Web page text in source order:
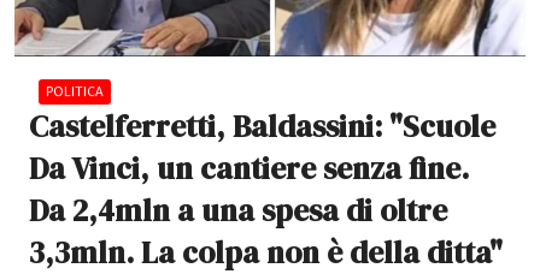
POLITICA
Castelferretti, Baldassini: "Scuole
Da Vinci, un cantiere senza fine.
Da 2,4mln a una spesa di oltre
3,3mln. La colpa non è della ditta"